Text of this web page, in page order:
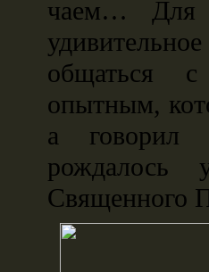
чаем… Для
общаться
опытным,
а говорил
Священного